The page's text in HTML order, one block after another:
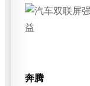
奔腾